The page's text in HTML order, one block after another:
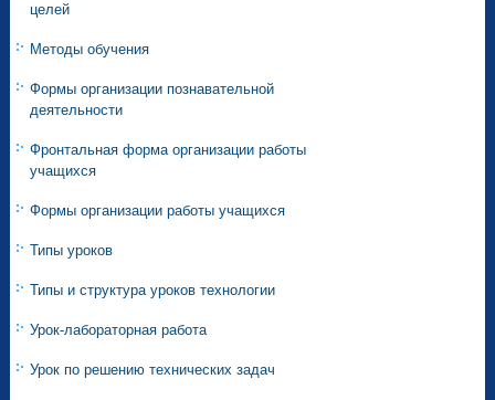
целей
Методы обучения
Формы организации познавательной
деятельности
Фронтальная форма организации работы
учащихся
Формы организации работы учащихся
Типы уроков
Типы и структура уроков технологии
Урок-лабораторная работа
Урок по решению технических задач